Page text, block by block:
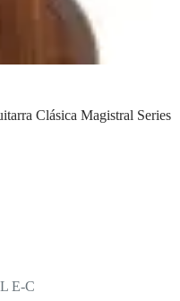
Clásica Magistral Series
E-C